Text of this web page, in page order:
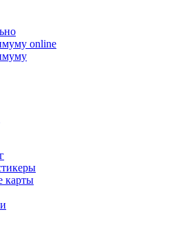
online
карты